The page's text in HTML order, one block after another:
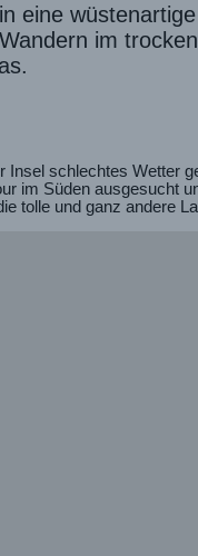
eine
im
Insel schlechtes Wetter
im Süden ausgesucht
tolle und ganz andere